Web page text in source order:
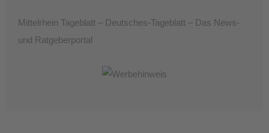
Mittelrhein Tageblatt – Deutsches-Tageblatt – Das News-
und Ratgeberportal